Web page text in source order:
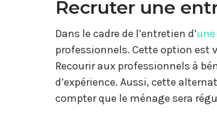
Recruter une
Dans le cadre de l’entretien d’
professionnels. Cette option est
Recourir aux professionnels à
d’expérience. Aussi, cette
compter que le ménage sera